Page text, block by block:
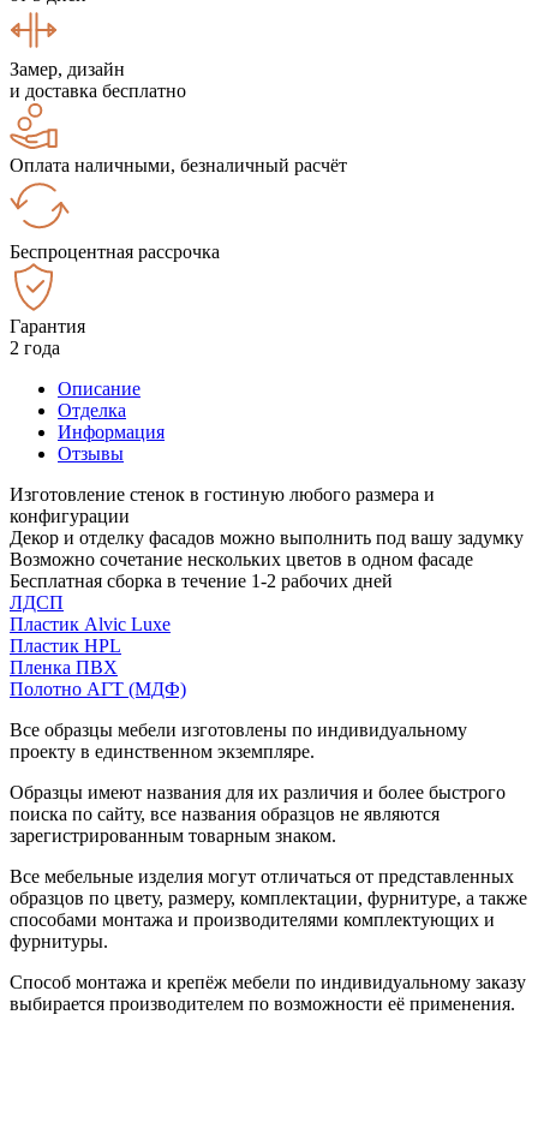
Замер, дизайн
и доставка бесплатно
Оплата наличными, безналичный расчёт
Беспроцентная рассрочка
Гарантия
2 года
Описание
Отделка
Информация
Отзывы
Изготовление стенок в гостиную любого размера и
конфигурации
Декор и отделку фасадов можно выполнить под вашу задумку
Возможно сочетание нескольких цветов в одном фасаде
Бесплатная сборка в течение 1-2 рабочих дней
ЛДСП
Пластик Alvic Luxe
Пластик HPL
Пленка ПВХ
Полотно АГТ (МДФ)
Все образцы мебели изготовлены по индивидуальному
проекту в единственном экземпляре.
Образцы имеют названия для их различия и более быстрого
поиска по сайту, все названия образцов не являются
зарегистрированным товарным знаком.
Все мебельные изделия могут отличаться от представленных
образцов по цвету, размеру, комплектации, фурнитуре, а также
способами монтажа и производителями комплектующих и
фурнитуры.
Способ монтажа и крепёж мебели по индивидуальному заказу
выбирается производителем по возможности её применения.